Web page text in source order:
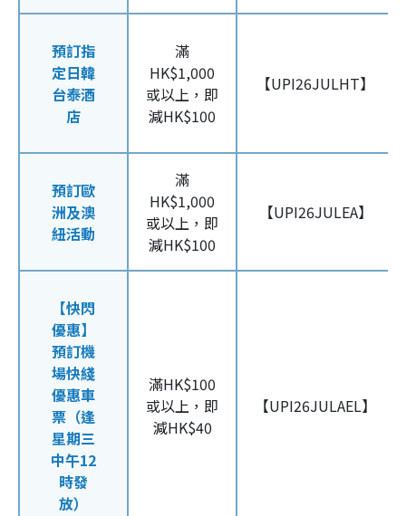
預訂指
定日韓
台泰酒
店
滿
HK$1,000
或以上，即
減HK$100
【UPI26JULHT】
預訂歐
洲及澳
紐活動
滿
HK$1,000
或以上，即
減HK$100
【UPI26JULEA】
【快閃
優惠】
預訂機
場快綫
優惠車
票（逢
星期三
中午12
時發
放）
滿HK$100
或以上，即
減HK$40
【UPI26JULAEL】